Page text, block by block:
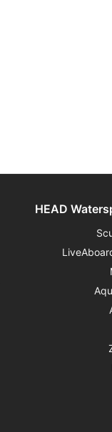
HEAD